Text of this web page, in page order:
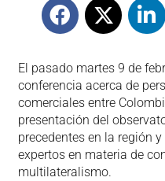
El pasado martes 9 de
conferencia acerca de
comerciales entre
presentación del
precedentes en la región
expertos en materia de
multilateralismo.